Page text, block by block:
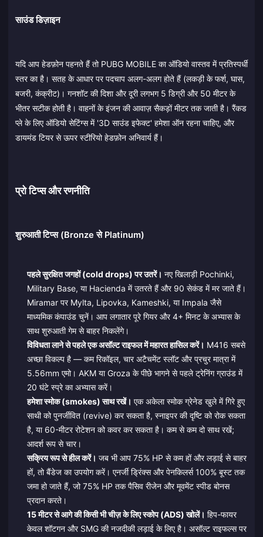
साउंड डिज़ाइन
यदि आप हेडफ़ोन पहनते हैं तो PUBG MOBILE का ऑडियो वास्तव में प्रतिस्पर्धी
स्तर का है। सतह के आधार पर पदचाप अलग-अलग होते हैं (लकड़ी के फर्श, घास,
बजरी, कंक्रीट)। गनशॉट की दिशा और दूरी लगभग 5 डिग्री और 50 मीटर के
भीतर सटीक होती है। वाहनों के इंजन की आवाज़ सैकड़ों मीटर तक जाती है। रैंकड
प्ले के लिए ऑडियो सेटिंग्स में '3D साउंड इफेक्ट' हमेशा ऑन रहना चाहिए, और
डायमंड टियर से ऊपर स्टीरियो हेडफ़ोन अनिवार्य हैं।
प्रो टिप्स और रणनीति
शुरुआती टिप्स (Bronze से Platinum)
पहले सुरक्षित जगहों (cold drops) पर उतरें। नए खिलाड़ी Pochinki,
Military Base, या Hacienda में उतरते हैं और 90 सेकंड में मर जाते हैं।
Miramar पर Mylta, Lipovka, Kameshki, या Impala जैसे
माध्यमिक कंपाउंड चुनें। आप लगातार पूरे गियर और 4+ मिनट के अभ्यास के
साथ शुरुआती गेम से बाहर निकलेंगे।
विविधता लाने से पहले एक असॉल्ट राइफल में महारत हासिल करें। M416 सबसे
अच्छा विकल्प है — कम रिकॉइल, चार अटैचमेंट स्लॉट और प्रचुर मात्रा में
5.56mm एमो। AKM या Groza के पीछे भागने से पहले ट्रेनिंग ग्राउंड में
20 घंटे स्प्रे का अभ्यास करें।
हमेशा स्मोक (smokes) साथ रखें। एक अकेला स्मोक ग्रेनेड खुले में गिरे हुए
साथी को पुनर्जीवित (revive) कर सकता है, स्नाइपर की दृष्टि को रोक सकता
है, या 60-मीटर रोटेशन को कवर कर सकता है। कम से कम दो साथ रखें;
आदर्श रूप से चार।
सक्रिय रूप से हील करें। जब भी आप 75% HP से कम हों और लड़ाई से बाहर
हों, तो बैंडेज का उपयोग करें। एनर्जी ड्रिंक्स और पेनकिलर्स 100% बूस्ट तक
जमा हो जाते हैं, जो 75% HP तक पैसिव रीजेन और मूवमेंट स्पीड बोनस
प्रदान करते।
15 मीटर से आगे की किसी भी चीज़ के लिए स्कोप (ADS) खोलें। हिप-फायर
केवल शॉटगन और SMG की नजदीकी लड़ाई के लिए है। असॉल्ट राइफल्स पर